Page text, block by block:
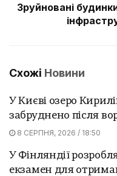
Зруйновані
Схожі Новини
У Києві озеро
забруднено після
8 СЕРПНЯ, 2026 / 18:50
У Фінляндії
екзамен для